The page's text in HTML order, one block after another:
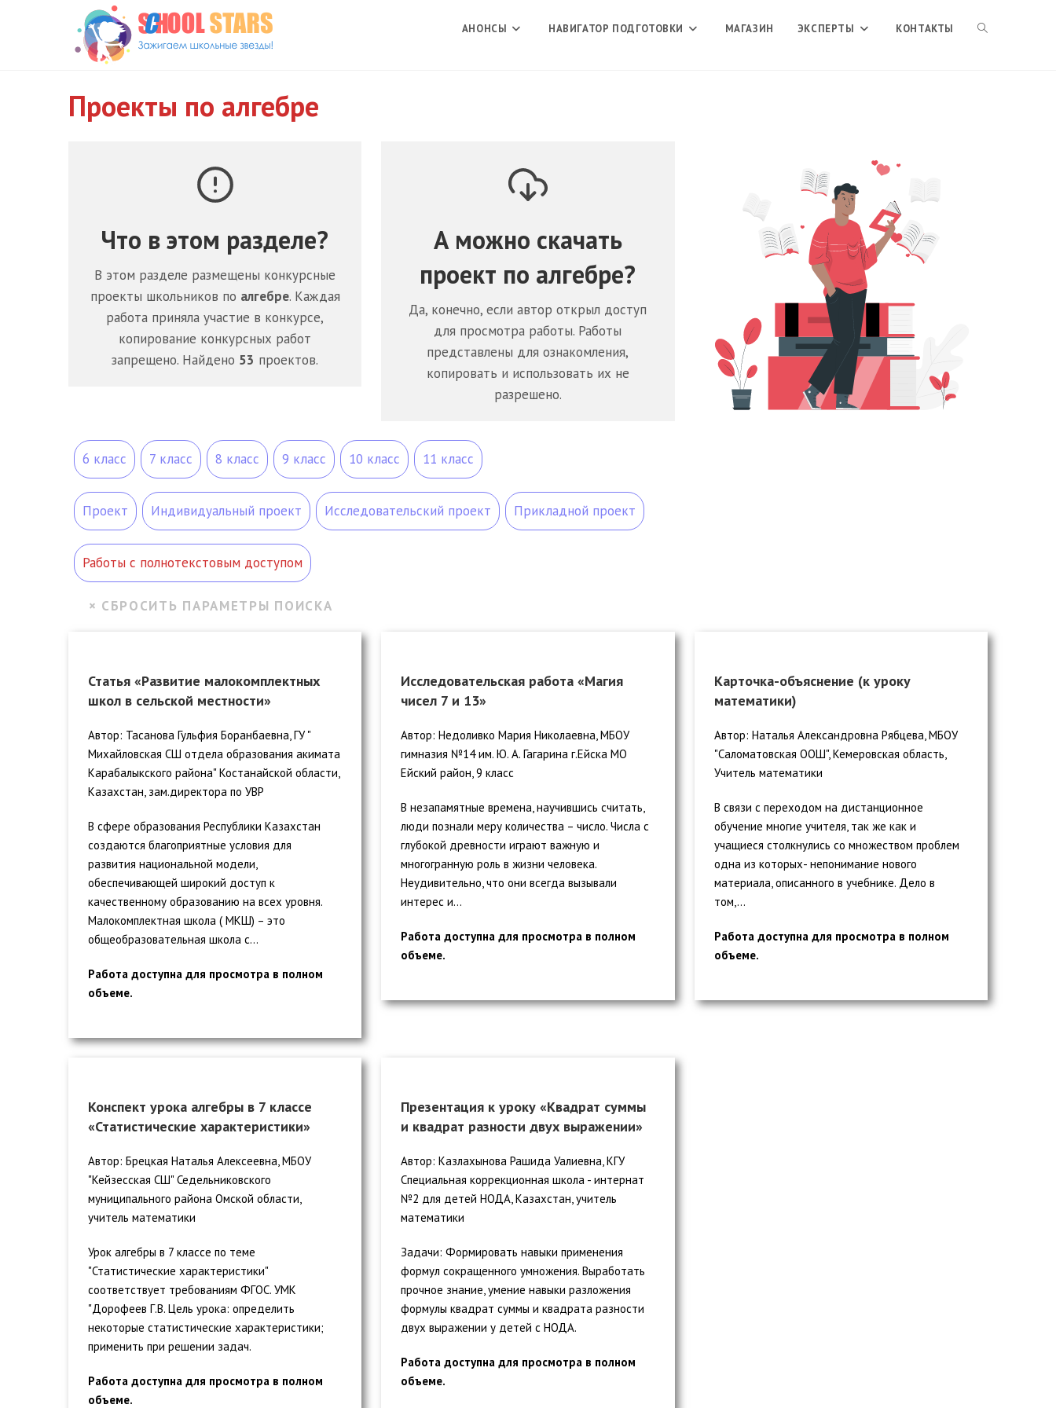
АНОНСЫ НАВИГАТОР ПОДГОТОВКИ МАГАЗИН ЭКСПЕРТЫ КОНТАКТЫ ПЕРЕКЛЮЧИТЬ
Проекты по алгебре
Что в этом разделе?
В этом разделе размещены конкурсные
проекты школьников по алгебре. Каждая
работа приняла участие в конкурсе,
копирование конкурсных работ
запрещено. Найдено 53 проектов.
А можно скачать
проект по алгебре?
Да, конечно, если автор открыл доступ
для просмотра работы. Работы
представлены для ознакомления,
копировать и использовать их не
разрешено.
6 класс 7 класс 8 класс 9 класс 10 класс 11 класс
Проект Индивидуальный проект Исследовательский проект Прикладной проект
Работы с полнотекстовым доступом
Статья «Развитие малокомплектных
школ в сельской местности»
Автор: Тасанова Гульфия Боранбаевна, ГУ "
Михайловская СШ отдела образования акимата
Карабалыкского района" Костанайской области,
Казахстан, зам.директора по УВР
В сфере образования Республики Казахстан
создаются благоприятные условия для
развития национальной модели,
обеспечивающей широкий доступ к
качественному образованию на всех уровня.
Малокомплектная школа ( МКШ) – это
общеобразовательная школа с...
Работа доступна для просмотра в полном
объеме.
Исследовательская работа «Магия
чисел 7 и 13»
Автор: Недоливко Мария Николаевна, МБОУ
гимназия №14 им. Ю. А. Гагарина г.Ейска МО
Ейский район, 9 класс
В незапамятные времена, научившись считать,
люди познали меру количества – число. Числа с
глубокой древности играют важную и
многогранную роль в жизни человека.
Неудивительно, что они всегда вызывали
интерес и...
Работа доступна для просмотра в полном
объеме.
Карточка-объяснение (к уроку
математики)
Автор: Наталья Александровна Рябцева, МБОУ
"Саломатовская ООШ", Кемеровская область,
Учитель математики
В связи с переходом на дистанционное
обучение многие учителя, так же как и
учащиеся столкнулись со множеством проблем
одна из которых- непонимание нового
материала, описанного в учебнике. Дело в
том,...
Работа доступна для просмотра в полном
объеме.
Конспект урока алгебры в 7 классе
«Статистические характеристики»
Автор: Брецкая Наталья Алексеевна, МБОУ
"Кейзесская СШ" Седельниковского
муниципального района Омской области,
учитель математики
Урок алгебры в 7 классе по теме
"Статистические характеристики"
соответствует требованиям ФГОС. УМК
"Дорофеев Г.В. Цель урока: определить
некоторые статистические характеристики;
применить при решении задач.
Работа доступна для просмотра в полном
объеме.
Презентация к уроку «Квадрат суммы
и квадрат разности двух выражении»
Автор: Казлахынова Рашида Уалиевна, КГУ
Специальная коррекционная школа - интернат
№2 для детей НОДА, Казахстан, учитель
математики
Задачи: Формировать навыки применения
формул сокращенного умножения. Выработать
прочное знание, умение навыки разложения
формулы квадрат суммы и квадрата разности
двух выражении у детей с НОДА.
Работа доступна для просмотра в полном
объеме.